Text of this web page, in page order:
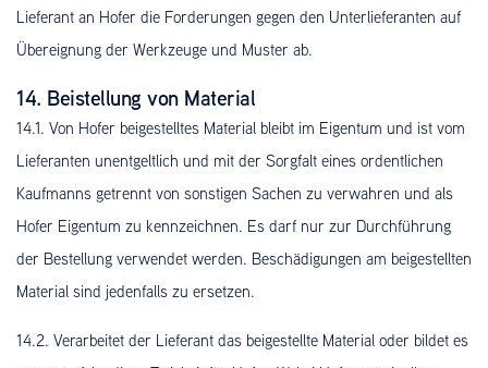
Lieferant an Hofer die Forderungen gegen den Unterlieferanten auf
Übereignung der Werkzeuge und Muster ab.
14. Beistellung von Material
14.1. Von Hofer beigestelltes Material bleibt im Eigentum und ist vom
Lieferanten unentgeltlich und mit der Sorgfalt eines ordentlichen
Kaufmanns getrennt von sonstigen Sachen zu verwahren und als
Hofer Eigentum zu kennzeichnen. Es darf nur zur Durchführung
der Bestellung verwendet werden. Beschädigungen am beigestellten
Material sind jedenfalls zu ersetzen.
14.2. Verarbeitet der Lieferant das beigestellte Material oder bildet es